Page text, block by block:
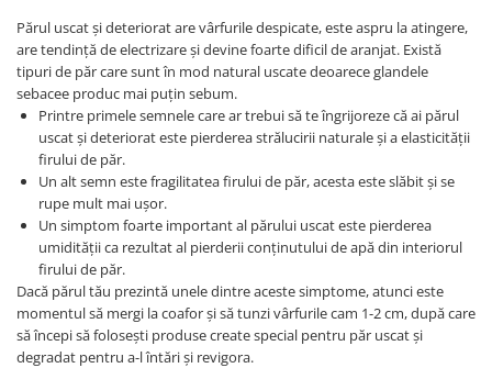
Părul uscat și deteriorat are vârfurile despicate, este aspru la atingere,
are tendință de electrizare și devine foarte dificil de aranjat. Există
tipuri de păr care sunt în mod natural uscate deoarece glandele
sebacee produc mai puțin sebum.
Printre primele semnele care ar trebui să te îngrijoreze că ai părul
uscat și deteriorat este pierderea strălucirii naturale și a elasticității
firului de păr.
Un alt semn este fragilitatea firului de păr, acesta este slăbit și se
rupe mult mai ușor.
Un simptom foarte important al părului uscat este pierderea
umidității ca rezultat al pierderii conținutului de apă din interiorul
firului de păr.
Dacă părul tău prezintă unele dintre aceste simptome, atunci este
momentul să mergi la coafor și să tunzi vârfurile cam 1-2 cm, după care
să începi să folosești produse create special pentru păr uscat și
degradat pentru a-l întări și revigora.